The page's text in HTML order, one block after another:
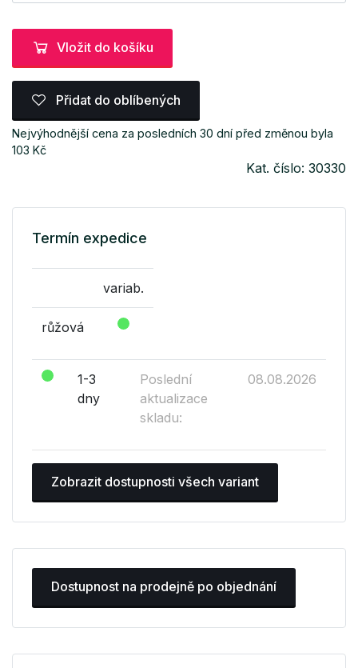
Vložit do košíku
Přidat do oblíbených
Nejvýhodnější cena za posledních 30 dní před změnou byla
103 Kč
Kat. číslo: 30330
Termín expedice
variab.
růžová
1-3
dny
Poslední
aktualizace
skladu:
08.08.2026
Zobrazit dostupnosti všech variant
Dostupnost na prodejně po objednání